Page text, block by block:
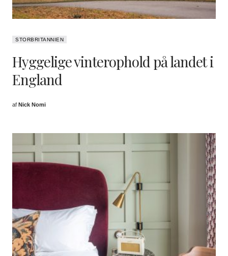
STORBRITANNIEN
Hyggelige vinterophold på landet i
England
af Nick Nomi